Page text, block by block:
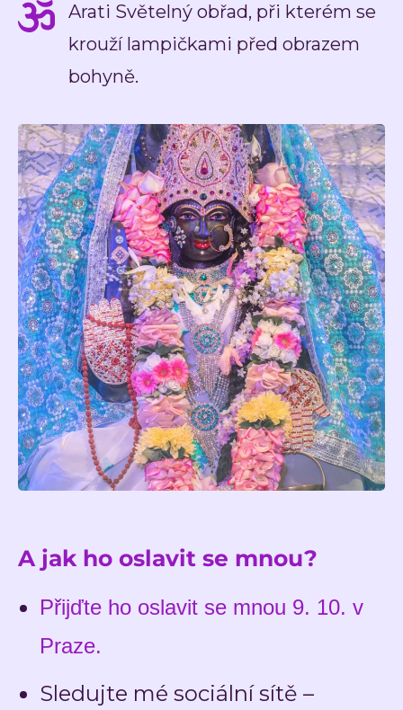
Arati Světelný obřad, při kterém se
krouží lampičkami před obrazem
bohyně.
A jak ho oslavit se mnou?
Přijďte ho oslavit se mnou 9. 10. v
Praze.
Sledujte mé sociální sítě –